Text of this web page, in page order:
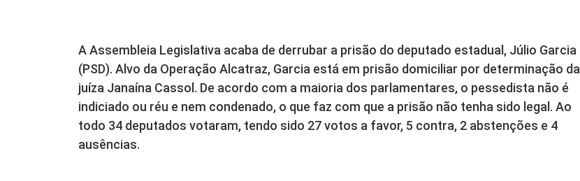
A Assembleia Legislativa acaba de derrubar a prisão do deputado estadual, Júlio Garcia
(PSD). Alvo da Operação Alcatraz, Garcia está em prisão domiciliar por determinação da
juíza Janaína Cassol. De acordo com a maioria dos parlamentares, o pessedista não é
indiciado ou réu e nem condenado, o que faz com que a prisão não tenha sido legal. Ao
todo 34 deputados votaram, tendo sido 27 votos a favor, 5 contra, 2 abstenções e 4
ausências.